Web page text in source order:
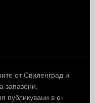
от Свиленград и
запазени.
публикувани в e-